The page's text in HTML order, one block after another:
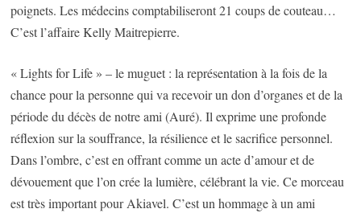
poignets. Les médecins comptabiliseront 21 coups de couteau…
C’est l’affaire Kelly Maitrepierre.
« Lights for Life » – le muguet : la représentation à la fois de la
chance pour la personne qui va recevoir un don d’organes et de la
période du décès de notre ami (Auré). Il exprime une profonde
réflexion sur la souffrance, la résilience et le sacrifice personnel.
Dans l’ombre, c’est en offrant comme un acte d’amour et de
dévouement que l’on crée la lumière, célébrant la vie. Ce morceau
est très important pour Akiavel. C’est un hommage à un ami